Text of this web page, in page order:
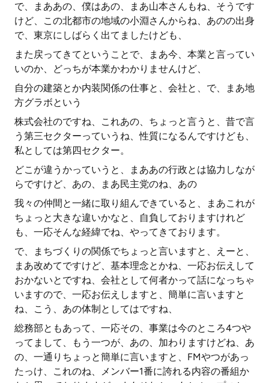
で、まああの、僕はあの、まあ山本さんもね、そうです
けど、この北都市の地域の小淵さんからね、あのの出身
で、東京にしばらく出てましたけども、
また戻ってきてということで、まあ今、本業と言ってい
いのか、どっちが本業かわかりませんけど、
自分の建築とか内装関係の仕事と、会社と、で、まあ地
方グラボという
株式会社のですね、これあの、ちょっと言うと、昔で言
う第三セクターっていうね、性質になるんですけども、
私としては第四セクター。
どこが違うかっていうと、まああの行政とは協力しなが
らですけど、あの、まあ民主党のね、あの
我々の仲間と一緒に取り組んできていると、まあこれが
ちょっと大きな違いかなと、自負しておりますけれど
も、一応そんな経緯でね、やってきております。
で、まちづくりの関係でちょっと言いますと、えーと、
まあ改めてですけど、基本理念とかね、一応お伝えして
おかないとですね、会社として何者かって話になっちゃ
いますので、一応お伝えしますと、簡単に言いますと
ね、こう、あの体制としてはですね、
総務部ともあって、一応その、事業は今のところ4つや
ってまして、もう一つが、あの、加わりますけどね、あ
の、一通りちょっと簡単に言いますと、FMやつがあっ
たっけ、これのね、メンバー1番に誇れる内容の番組か